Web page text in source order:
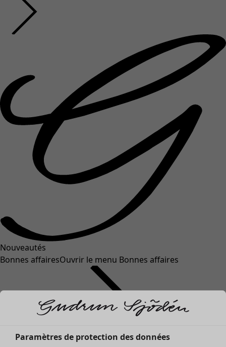
Nouveautés
Bonnes affairesOuvrir le menu Bonnes affaires
Paramètres de protection des données